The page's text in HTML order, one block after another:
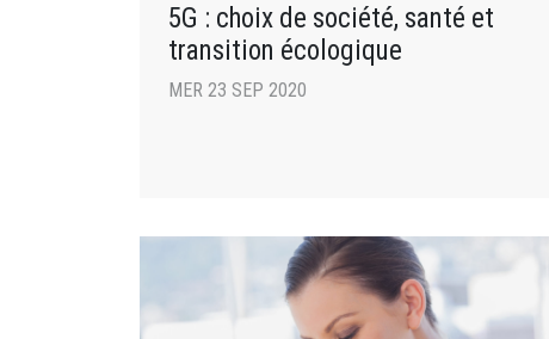
5G : choix de société, santé et
transition écologique
MER 23 SEP 2020